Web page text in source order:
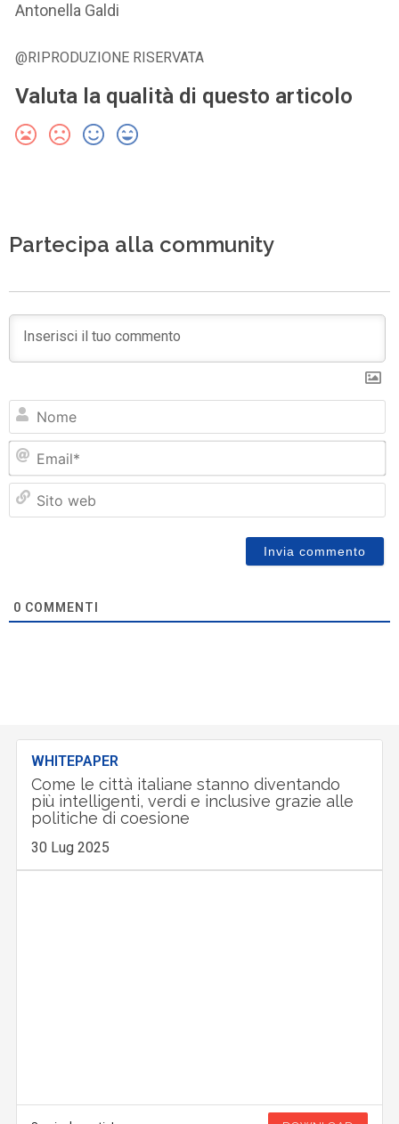
Antonella Galdi
@RIPRODUZIONE RISERVATA
Valuta la qualità di questo articolo
Partecipa alla community
0 COMMENTI
WHITEPAPER
Come le città italiane stanno diventando
più intelligenti, verdi e inclusive grazie alle
politiche di coesione
30 Lug 2025